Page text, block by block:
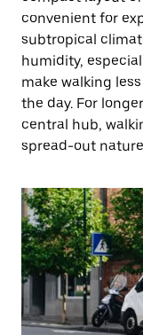
convenient for
subtropical
humidity,
make walking
the day. For
central hub,
spread-out